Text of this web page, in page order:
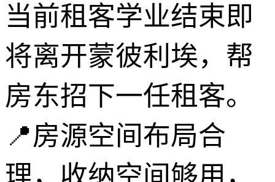
当前租客学业结束即
将离开蒙彼利埃，帮
房东招下一任租客。
📍房源空间布局合
理，收纳空间够用，